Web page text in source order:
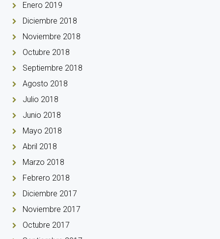
Enero 2019
Diciembre 2018
Noviembre 2018
Octubre 2018
Septiembre 2018
Agosto 2018
Julio 2018
Junio 2018
Mayo 2018
Abril 2018
Marzo 2018
Febrero 2018
Diciembre 2017
Noviembre 2017
Octubre 2017